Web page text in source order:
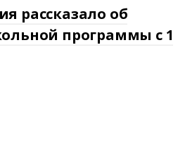
рассказало об
программы с 1